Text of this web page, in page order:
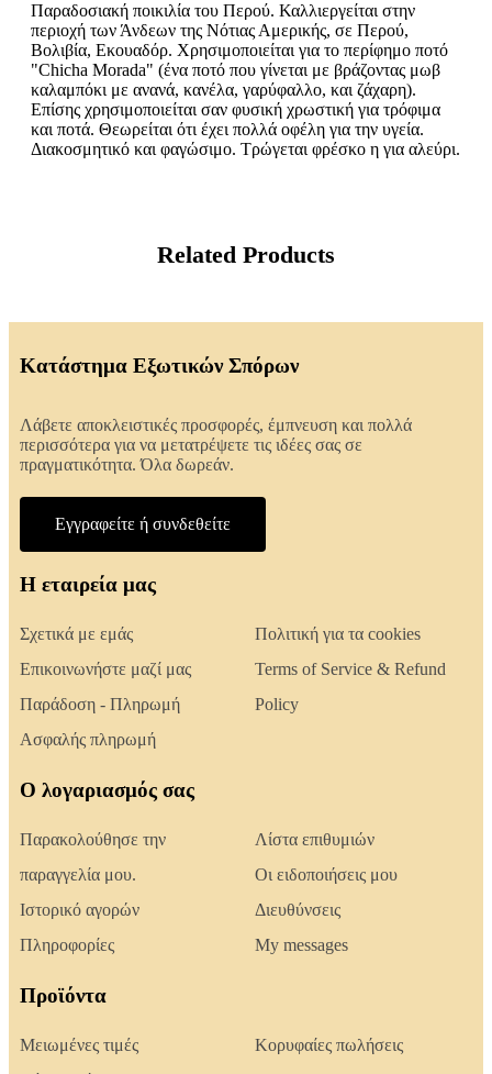
Παραδοσιακή ποικιλία του Περού. Καλλιεργείται στην
περιοχή των Άνδεων της Νότιας Αμερικής, σε Περού,
Βολιβία, Εκουαδόρ. Χρησιμοποιείται για το περίφημο ποτό
"Chicha Morada" (ένα ποτό που γίνεται με βράζοντας μωβ
καλαμπόκι με ανανά, κανέλα, γαρύφαλλο, και ζάχαρη).
Επίσης χρησιμοποιείται σαν φυσική χρωστική για τρόφιμα
και ποτά. Θεωρείται ότι έχει πολλά οφέλη για την υγεία.
Διακοσμητικό και φαγώσιμο. Τρώγεται φρέσκο η για αλεύρι.
Related Products
Κατάστημα Εξωτικών Σπόρων
Λάβετε αποκλειστικές προσφορές, έμπνευση και πολλά
περισσότερα για να μετατρέψετε τις ιδέες σας σε
πραγματικότητα. Όλα δωρεάν.
Εγγραφείτε ή συνδεθείτε
Η εταιρεία μας
Σχετικά με εμάς
Επικοινωνήστε μαζί μας
Παράδοση - Πληρωμή
Ασφαλής πληρωμή
Πολιτική για τα cookies
Terms of Service & Refund
Policy
Ο λογαριασμός σας
Παρακολούθησε την
παραγγελία μου.
Ιστορικό αγορών
Πληροφορίες
Λίστα επιθυμιών
Οι ειδοποιήσεις μου
Διευθύνσεις
My messages
Προϊόντα
Μειωμένες τιμές
Κορυφαίες πωλήσεις